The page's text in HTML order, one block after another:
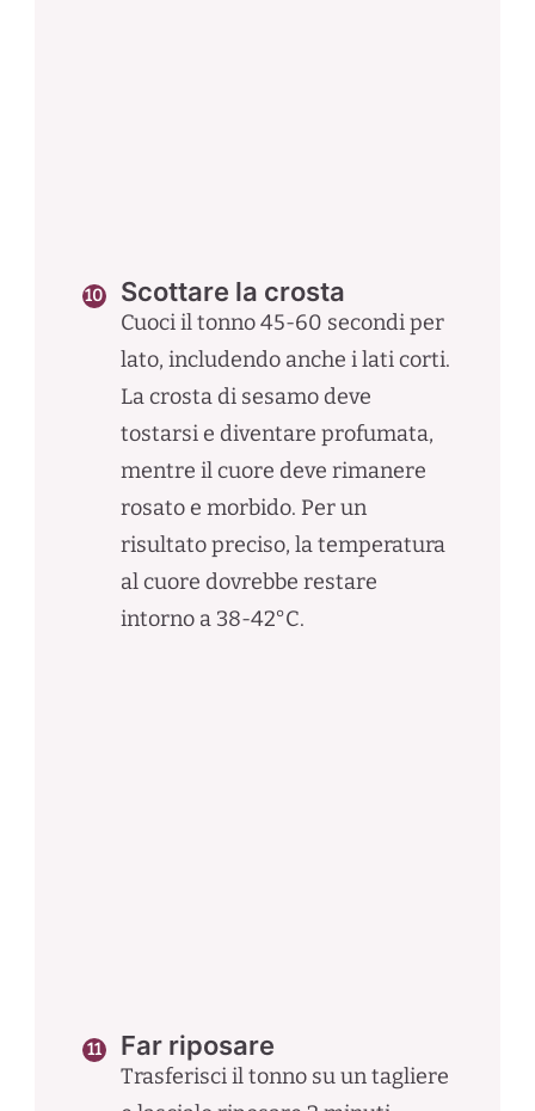
Scottare la crosta
Cuoci il tonno 45-60 secondi per
lato, includendo anche i lati corti.
La crosta di sesamo deve
tostarsi e diventare profumata,
mentre il cuore deve rimanere
rosato e morbido. Per un
risultato preciso, la temperatura
al cuore dovrebbe restare
intorno a 38-42°C.
Far riposare
Trasferisci il tonno su un tagliere